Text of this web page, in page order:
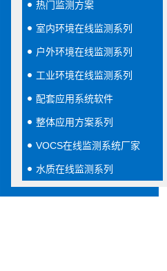
热门监测方案
室内环境在线监测系列
户外环境在线监测系列
工业环境在线监测系列
配套应用系统软件
整体应用方案系列
VOCS在线监测系统厂家
水质在线监测系列